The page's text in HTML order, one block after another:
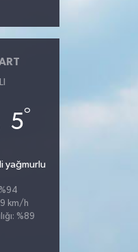
5°
yağmurlu
km/h
%89